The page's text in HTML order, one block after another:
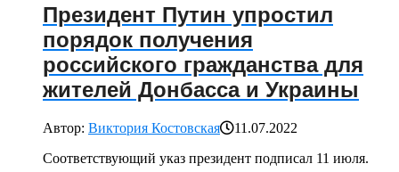
Президент Путин упростил
порядок получения
российского гражданства для
жителей Донбасса и Украины
Автор: Виктория Костовская
11.07.2022
Соответствующий указ президент подписал 11 июля.